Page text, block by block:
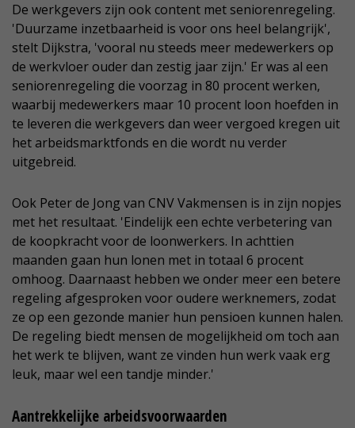
De werkgevers zijn ook content met seniorenregeling.
'Duurzame inzetbaarheid is voor ons heel belangrijk',
stelt Dijkstra, 'vooral nu steeds meer medewerkers op
de werkvloer ouder dan zestig jaar zijn.' Er was al een
seniorenregeling die voorzag in 80 procent werken,
waarbij medewerkers maar 10 procent loon hoefden in
te leveren die werkgevers dan weer vergoed kregen uit
het arbeidsmarktfonds en die wordt nu verder
uitgebreid.
Ook Peter de Jong van CNV Vakmensen is in zijn nopjes
met het resultaat. 'Eindelijk een echte verbetering van
de koopkracht voor de loonwerkers. In achttien
maanden gaan hun lonen met in totaal 6 procent
omhoog. Daarnaast hebben we onder meer een betere
regeling afgesproken voor oudere werknemers, zodat
ze op een gezonde manier hun pensioen kunnen halen.
De regeling biedt mensen de mogelijkheid om toch aan
het werk te blijven, want ze vinden hun werk vaak erg
leuk, maar wel een tandje minder.'
Aantrekkelijke arbeidsvoorwaarden